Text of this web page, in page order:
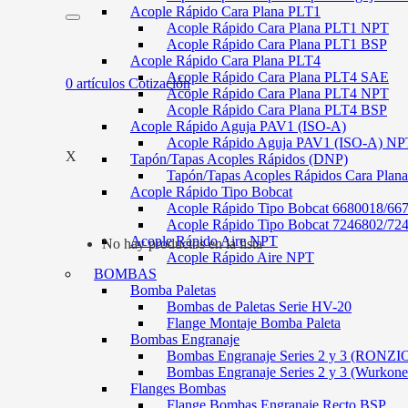
0 artículos Cotización
X
No hay productos en la lista
Acople Rápido Cara Plana PLT1
Acople Rápido Cara Plana PLT1 NPT
Acople Rápido Cara Plana PLT1 BSP
Acople Rápido Cara Plana PLT4
Acople Rápido Cara Plana PLT4 SAE
Acople Rápido Cara Plana PLT4 NPT
Acople Rápido Cara Plana PLT4 BSP
Acople Rápido Aguja PAV1 (ISO-A)
Acople Rápido Aguja PAV1 (ISO-A)
Tapón/Tapas Acoples Rápidos (DNP)
Tapón/Tapas Acoples Rápidos Cara
Acople Rápido Tipo Bobcat
Acople Rápido Tipo Bobcat 6680018/
Acople Rápido Tipo Bobcat 7246802/
Acople Rápido Aire NPT
Acople Rápido Aire NPT
BOMBAS
Bomba Paletas
Bombas de Paletas Serie HV-20
Flange Montaje Bomba Paleta
Bombas Engranaje
Bombas Engranaje Series 2 y 3
Bombas Engranaje Series 2 y 3
Flanges Bombas
Flange Bombas Engranaje Recto BSP